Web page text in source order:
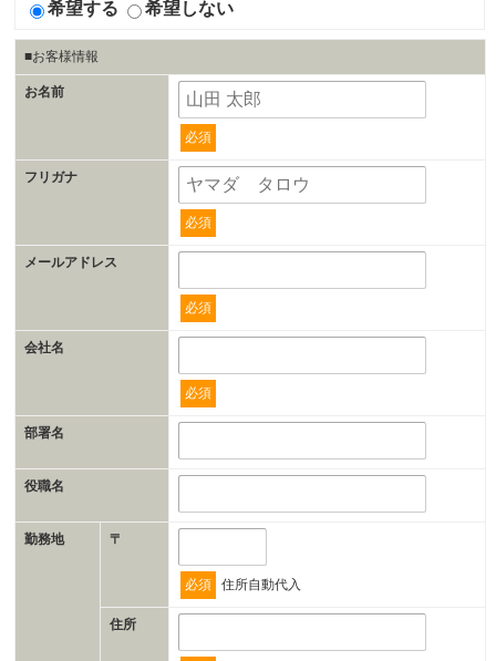
希望する 希望しない
■お客様情報
お名前
必須
フリガナ
必須
メールアドレス
必須
会社名
必須
部署名
役職名
勤務地 〒
必須 住所自動代入
住所